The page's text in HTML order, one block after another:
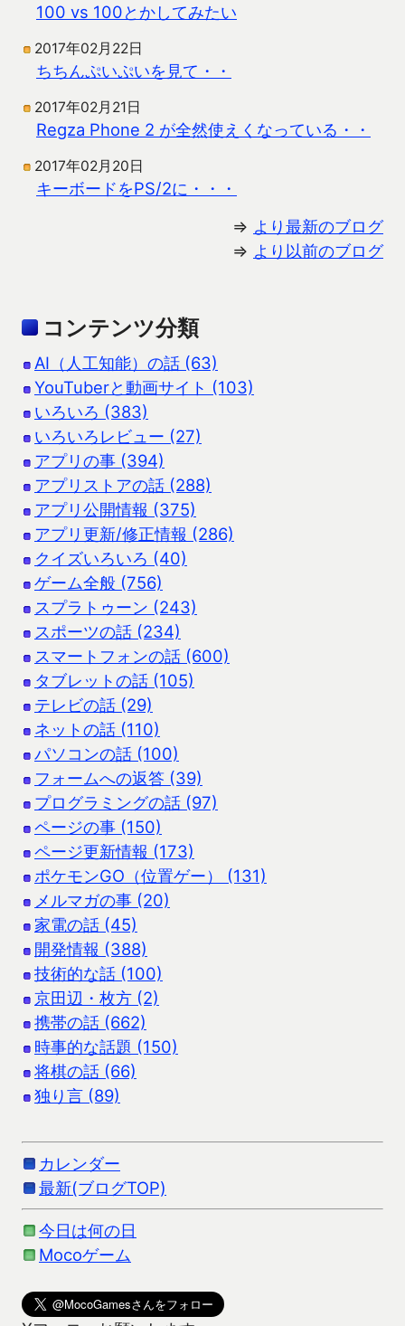
100 vs 100とかしてみたい
2017年02月22日
ちちんぷいぷいを見て・・
2017年02月21日
Regza Phone 2 が全然使えくなっている・・
2017年02月20日
キーボードをPS/2に・・・
⇒ より最新のブログ
⇒ より以前のブログ
コンテンツ分類
AI（人工知能）の話 (63)
YouTuberと動画サイト (103)
いろいろ (383)
いろいろレビュー (27)
アプリの事 (394)
アプリストアの話 (288)
アプリ公開情報 (375)
アプリ更新/修正情報 (286)
クイズいろいろ (40)
ゲーム全般 (756)
スプラトゥーン (243)
スポーツの話 (234)
スマートフォンの話 (600)
タブレットの話 (105)
テレビの話 (29)
ネットの話 (110)
パソコンの話 (100)
フォームへの返答 (39)
プログラミングの話 (97)
ページの事 (150)
ページ更新情報 (173)
ポケモンGO（位置ゲー） (131)
メルマガの事 (20)
家電の話 (45)
開発情報 (388)
技術的な話 (100)
京田辺・枚方 (2)
携帯の話 (662)
時事的な話題 (150)
将棋の話 (66)
独り言 (89)
カレンダー
最新(ブログTOP)
今日は何の日
Mocoゲーム